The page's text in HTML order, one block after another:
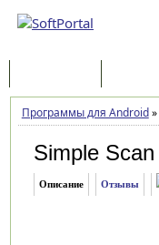
Программы для Android»
Simple Scan
Описание Отзывы